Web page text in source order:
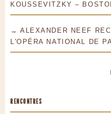
KOUSSEVITZKY –
→ ALEXANDER NEEF
L'OPÉRA NATIONAL DE
RENCONTRES